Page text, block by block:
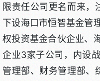
限责任公司更名而来，
下设海口市恒智基金管
权投资基金合伙企业、
企业3家子公司，内设
管理部、财务管理部、